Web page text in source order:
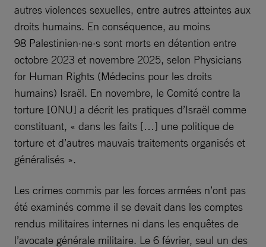
autres violences sexuelles, entre autres atteintes aux
droits humains. En conséquence, au moins
98 Palestinien·ne·s sont morts en détention entre
octobre 2023 et novembre 2025, selon Physicians
for Human Rights (Médecins pour les droits
humains) Israël. En novembre, le Comité contre la
torture [ONU] a décrit les pratiques d’Israël comme
constituant, « dans les faits […] une politique de
torture et d’autres mauvais traitements organisés et
généralisés ».
Les crimes commis par les forces armées n’ont pas
été examinés comme il se devait dans les comptes
rendus militaires internes ni dans les enquêtes de
l’avocate générale militaire. Le 6 février, seul un des